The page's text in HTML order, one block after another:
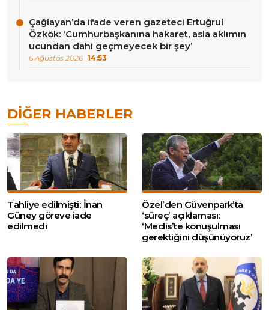
Çağlayan’da ifade veren gazeteci Ertuğrul
Özkök: ‘Cumhurbaşkanına hakaret, asla aklımın
ucundan dahi geçmeyecek bir şey’
6 Ağustos 2026 14:53
DIĞER HABERLER
Tahliye edilmişti: İnan
Güney göreve iade
edilmedi
Özel’den Güvenpark’ta
‘süreç’ açıklaması:
‘Meclis’te konuşulması
gerektiğini düşünüyoruz’